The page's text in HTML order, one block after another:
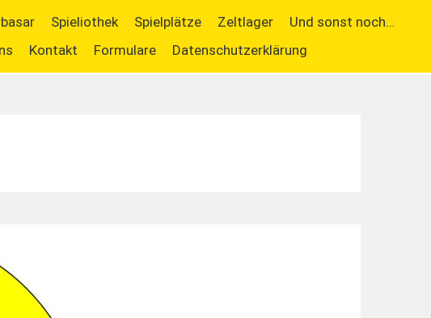
Spieliothek Spielplätze Zeltlager
Und sonst noch…
Kontakt Formulare Datenschutzerklärung